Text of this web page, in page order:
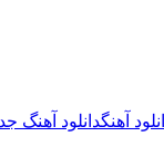
آهنگدانلود آهنگ